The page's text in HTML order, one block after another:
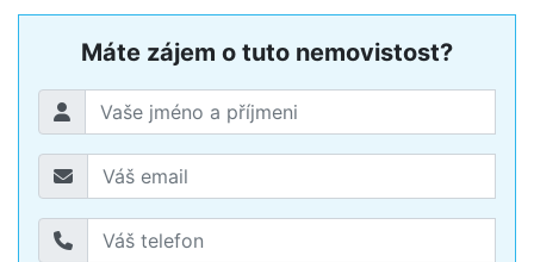
Máte zájem o tuto nemovistost?